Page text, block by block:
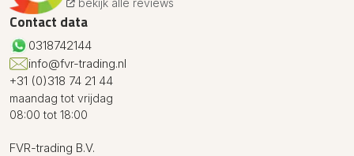
bekijk alle reviews
Contact data
0318742144
info@fvr-trading.nl
+31 (0)318 74 21 44
maandag tot vrijdag
08:00 tot 18:00
FVR-trading B.V.